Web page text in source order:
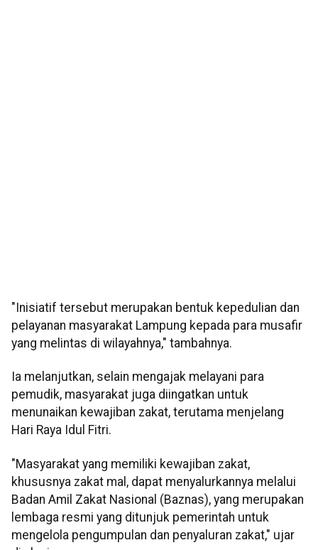
"Inisiatif tersebut merupakan bentuk kepedulian dan
pelayanan masyarakat Lampung kepada para musafir
yang melintas di wilayahnya," tambahnya.
Ia melanjutkan, selain mengajak melayani para
pemudik, masyarakat juga diingatkan untuk
menunaikan kewajiban zakat, terutama menjelang
Hari Raya Idul Fitri.
"Masyarakat yang memiliki kewajiban zakat,
khususnya zakat mal, dapat menyalurkannya melalui
Badan Amil Zakat Nasional (Baznas), yang merupakan
lembaga resmi yang ditunjuk pemerintah untuk
mengelola pengumpulan dan penyaluran zakat," ujar